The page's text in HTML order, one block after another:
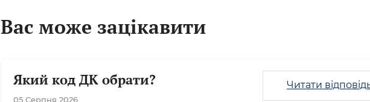
Вас може зацікавити
Який код ДК обрати?
05 Серпня 2026
Читати